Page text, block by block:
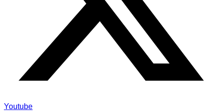
Youtube